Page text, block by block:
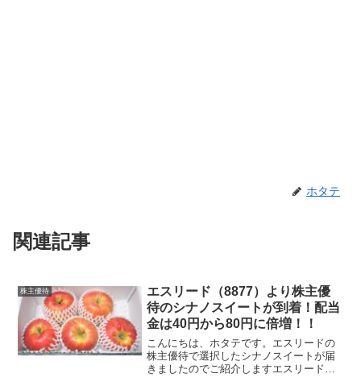
ホタテ
関連記事
株主優待
エスリード（8877）より株主優
待のシナノスイートが到着！配当
金は40円から80円に倍増！！
こんにちは、ホタテです。エスリードの
株主優待で選択したシナノスイートが届
きましたのでご紹介しますエスリードの